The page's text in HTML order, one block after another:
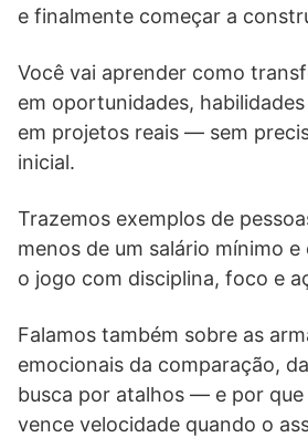
e finalmente começar a
Você vai aprender como
em oportunidades,
em projetos reais — sem
inicial.
Trazemos exemplos de
menos de um salário mínimo
o jogo com disciplina, foco e
Falamos também sobre as
emocionais da comparação,
busca por atalhos — e por
vence velocidade quando o